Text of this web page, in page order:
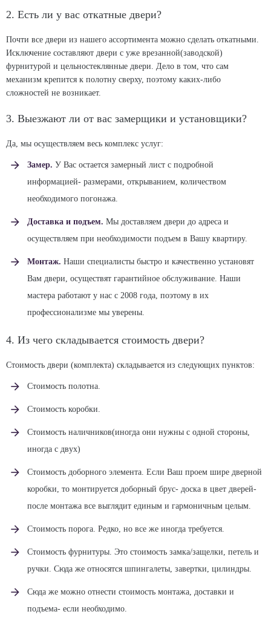
2. Есть ли у вас откатные двери?
Почти все двери из нашего ассортимента можно сделать откатными.
Исключение составляют двери с уже врезанной(заводской)
фурнитурой и цельностеклянные двери. Дело в том, что сам
механизм крепится к полотну сверху, поэтому каких-либо
сложностей не возникает.
3. Выезжают ли от вас замерщики и установщики?
Да, мы осуществляем весь комплекс услуг:
Замер. У Вас остается замерный лист с подробной
информацией- размерами, открыванием, количеством
необходимого погонажа.
Доставка и подъем. Мы доставляем двери до адреса и
осуществляем при необходимости подъем в Вашу квартиру.
Монтаж. Наши специалисты быстро и качественно установят
Вам двери, осуществят гарантийное обслуживание. Наши
мастера работают у нас с 2008 года, поэтому в их
профессионализме мы уверены.
4. Из чего складывается стоимость двери?
Стоимость двери (комплекта) складывается из следующих пунктов:
Стоимость полотна.
Стоимость коробки.
Стоимость наличников(иногда они нужны с одной стороны,
иногда с двух)
Стоимость доборного элемента. Если Ваш проем шире дверной
коробки, то монтируется доборный брус- доска в цвет дверей-
после монтажа все выглядит единым и гармоничным целым.
Стоимость порога. Редко, но все же иногда требуется.
Стоимость фурнитуры. Это стоимость замка/защелки, петель и
ручки. Сюда же относятся шпингалеты, завертки, цилиндры.
Сюда же можно отнести стоимость монтажа, доставки и
подъема- если необходимо.